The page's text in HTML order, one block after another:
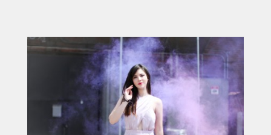
VOYAGES
LOOKBOOK
RECHERCHE
ARCHIVES